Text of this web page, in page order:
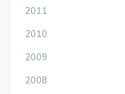
2011
2010
2009
2008